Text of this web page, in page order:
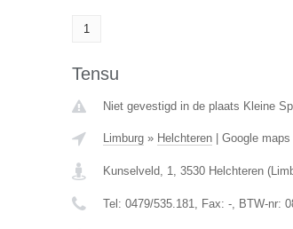
1
Tensu
Niet gevestigd in de plaats Kleine
Limburg» Helchteren| Google maps
Kunselveld, 1, 3530 Helchteren(
Tel: 0479/535.181, Fax: -, BTW-nr: